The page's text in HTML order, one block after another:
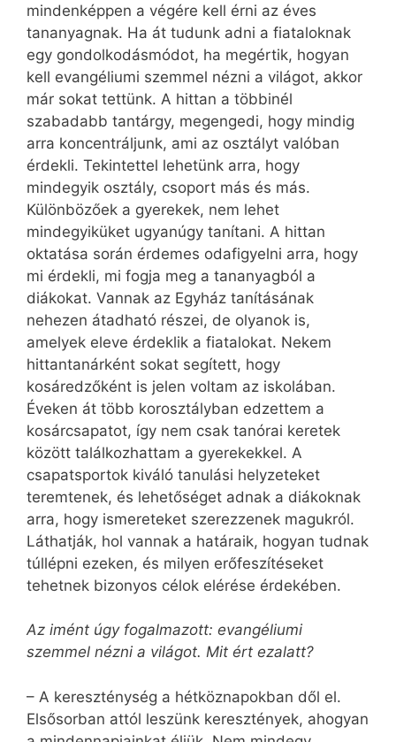
mindenképpen a végére kell érni az éves
tananyagnak. Ha át tudunk adni a fiataloknak
egy gondolkodásmódot, ha megértik, hogyan
kell evangéliumi szemmel nézni a világot, akkor
már sokat tettünk. A hittan a többinél
szabadabb tantárgy, megengedi, hogy mindig
arra koncentráljunk, ami az osztályt valóban
érdekli. Tekintettel lehetünk arra, hogy
mindegyik osztály, csoport más és más.
Különbözőek a gyerekek, nem lehet
mindegyiküket ugyanúgy tanítani. A hittan
oktatása során érdemes odafigyelni arra, hogy
mi érdekli, mi fogja meg a tananyagból a
diákokat. Vannak az Egyház tanításának
nehezen átadható részei, de olyanok is,
amelyek eleve érdeklik a fiatalokat. Nekem
hittantanárként sokat segített, hogy
kosáredzőként is jelen voltam az iskolában.
Éveken át több korosztályban edzettem a
kosárcsapatot, így nem csak tanórai keretek
között találkozhattam a gyerekekkel. A
csapatsportok kiváló tanulási helyzeteket
teremtenek, és lehetőséget adnak a diákoknak
arra, hogy ismereteket szerezzenek magukról.
Láthatják, hol vannak a határaik, hogyan tudnak
túllépni ezeken, és milyen erőfeszítéseket
tehetnek bizonyos célok elérése érdekében.
Az imént úgy fogalmazott: evangéliumi
szemmel nézni a világot. Mit ért ezalatt?
– A kereszténység a hétköznapokban dől el.
Elsősorban attól leszünk keresztények, ahogyan